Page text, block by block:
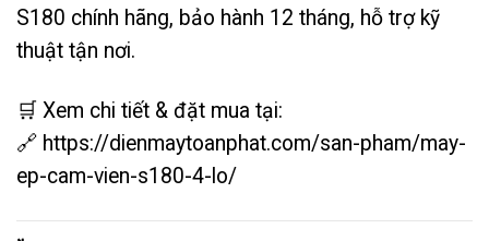
S180 chính hãng, bảo hành 12 tháng, hỗ trợ kỹ
thuật tận nơi.
🛒 Xem chi tiết & đặt mua tại:
🔗 https://dienmaytoanphat.com/san-pham/may-
ep-cam-vien-s180-4-lo/